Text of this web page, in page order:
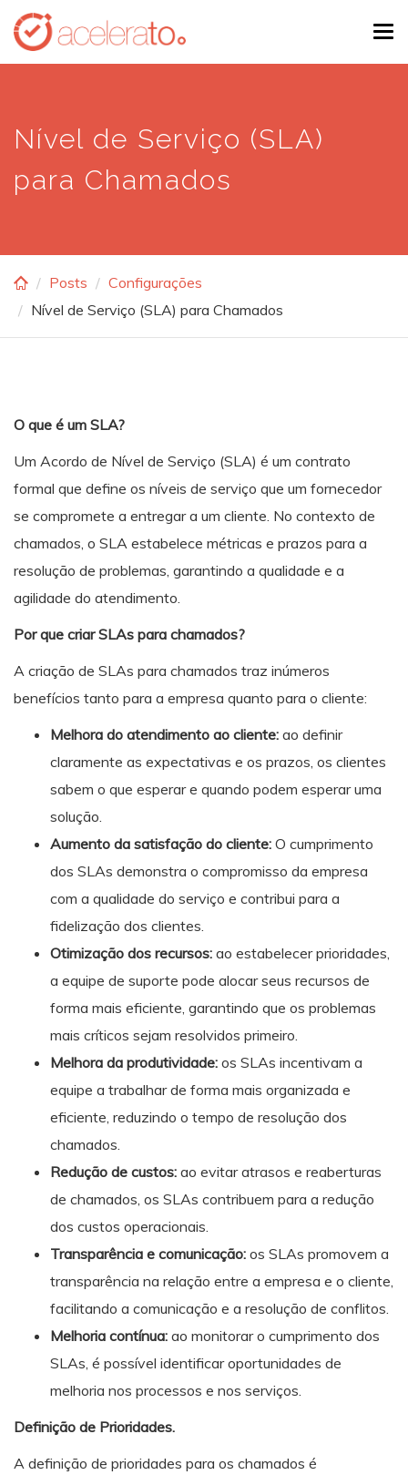
Skip
main
Nível de Serviço (SLA)
para Chamados
Posts
Configurações
Nível de Serviço (SLA) para Chamados
O que é um SLA?
Um Acordo de Nível de Serviço (SLA) é um contrato
formal que define os níveis de serviço que um fornecedor
se compromete a entregar a um cliente. No contexto de
chamados, o SLA estabelece métricas e prazos para a
resolução de problemas, garantindo a qualidade e a
agilidade do atendimento.
Por que criar SLAs para chamados?
A criação de SLAs para chamados traz inúmeros
benefícios tanto para a empresa quanto para o cliente:
Melhora do atendimento ao cliente: ao definir
claramente as expectativas e os prazos, os clientes
sabem o que esperar e quando podem esperar uma
solução.
Aumento da satisfação do cliente: O cumprimento
dos SLAs demonstra o compromisso da empresa
com a qualidade do serviço e contribui para a
fidelização dos clientes.
Otimização dos recursos: ao estabelecer prioridades,
a equipe de suporte pode alocar seus recursos de
forma mais eficiente, garantindo que os problemas
mais críticos sejam resolvidos primeiro.
Melhora da produtividade: os SLAs incentivam a
equipe a trabalhar de forma mais organizada e
eficiente, reduzindo o tempo de resolução dos
chamados.
Redução de custos: ao evitar atrasos e reaberturas
de chamados, os SLAs contribuem para a redução
dos custos operacionais.
Transparência e comunicação: os SLAs promovem a
transparência na relação entre a empresa e o cliente,
facilitando a comunicação e a resolução de conflitos.
Melhoria contínua: ao monitorar o cumprimento dos
SLAs, é possível identificar oportunidades de
melhoria nos processos e nos serviços.
Definição de Prioridades.
A definição de prioridades para os chamados é